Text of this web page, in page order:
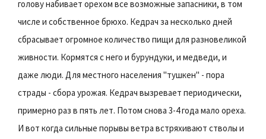
голову набивает орехом все возможные запасники, в том
числе и собственное брюхо. Кедрач за несколько дней
сбрасывает огромное количество пищи для разновеликой
живности. Кормятся с него и бурундуки, и медведи, и
даже люди. Для местного населения "тушкен" - пора
страды - сбора урожая. Кедрач вызревает периодически,
примерно раз в пять лет. Потом снова 3-4 года мало ореха.
И вот когда сильные порывы ветра встряхивают стволы и